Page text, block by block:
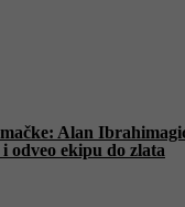
Alan
odveo ekipu do zlata